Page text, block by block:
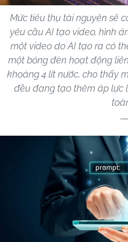
Mức tiêu thụ tài nguyên sẽ
yêu cầu AI tạo video, hình
một video do AI tạo ra có
một bóng đèn hoạt động
khoảng 4 lít nước, cho thấy
đều đang tạo thêm áp lực